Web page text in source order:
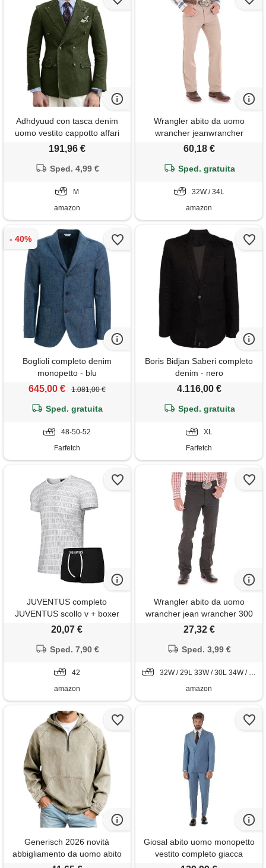
Adhdyuud con tasca denim
uomo vestito cappotto affari
slim fit doppio petto giacca
m
191,96 €
Sped. 4,99 €
M
amazon
Wrangler abito da uomo
wrancher jeanwrancher
wrancher dress jean, beige
60,18 €
Sped. gratuita
32W / 34L
amazon
Boglioli completo denim
monopetto - blu
645,00 € 1.081,00 €
Sped. gratuita
48-50-52
Farfetch
Boris Bidjan Saberi completo
denim - nero
4.116,00 €
Sped. gratuita
XL
Farfetch
JUVENTUS completo
JUVENTUS scollo v + boxer
12055 (anni 16, bianco)
20,07 €
Sped. 7,90 €
42
amazon
Wrangler abito da uomo
wrancher jean wrancher 300
wrancher dress vestido
wranchercalça jeans
erica, 32w x 29l
27,32 €
Sped. 3,99 €
32W / 29L 33W / 30L 34W / 32L 35W / 32L
amazon
Generisch 2026 novità
abbigliamento da uomo abito
estivo giacca di jeans casual
Giosal abito uomo monopetto
vestito completo giacca
pantaloni elegante vari colori